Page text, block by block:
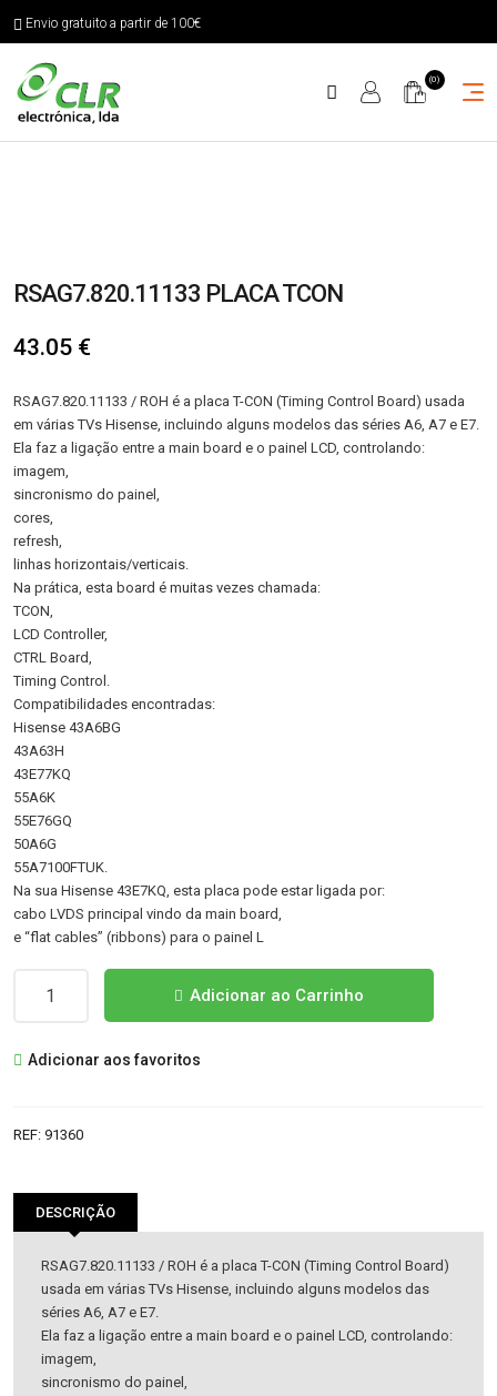
Envio gratuito a partir de 100€
(0)
RSAG7.820.11133 PLACA TCON
43.05 €
RSAG7.820.11133 / ROH é a placa T-CON (Timing Control Board) usada
em várias TVs Hisense, incluindo alguns modelos das séries A6, A7 e E7.
Ela faz a ligação entre a main board e o painel LCD, controlando:
imagem,
sincronismo do painel,
cores,
refresh,
linhas horizontais/verticais.
Na prática, esta board é muitas vezes chamada:
TCON,
LCD Controller,
CTRL Board,
Timing Control.
Compatibilidades encontradas:
Hisense 43A6BG
43A63H
43E77KQ
55A6K
55E76GQ
50A6G
55A7100FTUK.
Na sua Hisense 43E7KQ, esta placa pode estar ligada por:
cabo LVDS principal vindo da main board,
e “flat cables” (ribbons) para o painel L
PLACA
Adicionar ao Carrinho
Adicionar aos favoritos
REF: 91360
DESCRIÇÃO
RSAG7.820.11133 / ROH é a placa T-CON (Timing Control Board)
usada em várias TVs Hisense, incluindo alguns modelos das
séries A6, A7 e E7.
Ela faz a ligação entre a main board e o painel LCD, controlando:
imagem,
sincronismo do painel,